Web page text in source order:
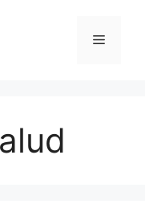
Menú